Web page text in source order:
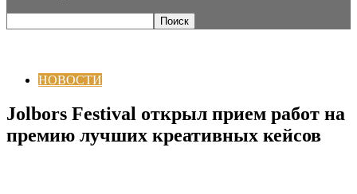
НОВОСТИ
Jolbors Festival открыл прием работ на
премию лучших креативных кейсов